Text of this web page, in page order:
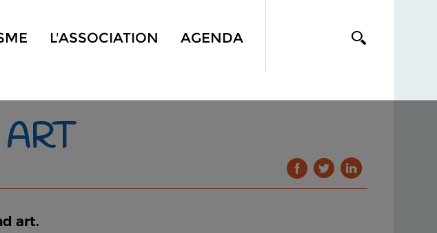
L'ASSOCIATION AGENDA
art.